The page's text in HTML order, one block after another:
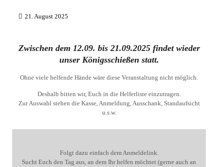
21. August 2025
Zwischen dem 12.09. bis 21.09.2025 findet wieder
unser Königsschießen statt.
Ohne viele helfende Hände wäre diese Veranstaltung nicht möglich.
Deshalb bitten wir, Euch in die Helferliste einzutragen.
Zur Auswahl stehen die Kasse, Anmeldung, Ausschank, Standaufsicht
u.s.w.
Folgt dazu einfach dem Anmeldelink.
Sucht Euch den Tag aus, an dem Ihr helfen möchtet (gerne auch an